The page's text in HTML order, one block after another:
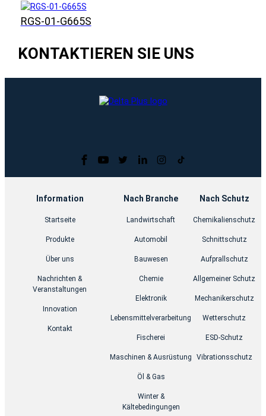
RGS-01-G665S
KONTAKTIEREN SIE UNS
Information
Startseite
Produkte
Über uns
Nachrichten &
Veranstaltungen
Innovation
Kontakt
Nach Branche
Landwirtschaft
Automobil
Bauwesen
Chemie
Elektronik
Lebensmittelverarbeitung
Fischerei
Maschinen & Ausrüstung
Öl & Gas
Winter &
Kältebedingungen
Nach Schutz
Chemikalienschutz
Schnittschutz
Aufprallschutz
Allgemeiner Schutz
Mechanikerschutz
Wetterschutz
ESD-Schutz
Vibrationsschutz